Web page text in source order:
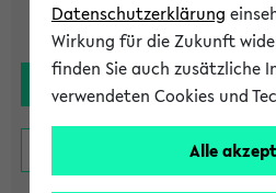
Datenschutzerklärung
Wirkung für die Zukunft
finden Sie auch zusätzliche
verwendeten Cookies und
Alle